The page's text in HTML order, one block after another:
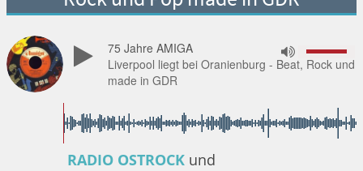
75 Jahre AMIGA
Liverpool liegt bei Oranienburg - Beat, Rock und
made in GDR
0:00
RADIO OSTROCK und